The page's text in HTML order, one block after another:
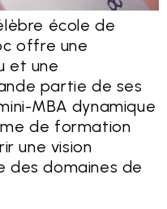
école de
offre une
et une
partie de ses
MBA dynamique
de formation
une vision
des domaines de